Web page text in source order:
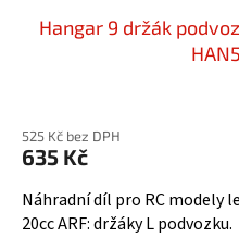
Hangar 9 držák
525 Kč bez DPH
635 Kč
Náhradní díl pro RC modely
20cc ARF: držáky L podvozku.